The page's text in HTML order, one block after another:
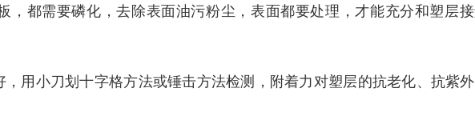
，都需要磷化，去除表面油污粉尘，表面都要处理，才能充分和塑层
用小刀划十字格方法或锤击方法检测，附着力对塑层的抗老化、抗紫